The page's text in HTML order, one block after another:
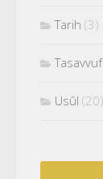
Tarih (3)
Tasavvuf
Usûl (20)